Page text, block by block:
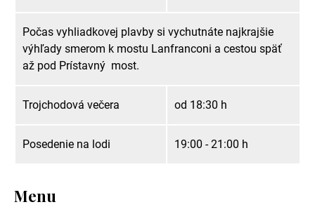
Počas vyhliadkovej plavby si vychutnáte najkrajšie
výhľady smerom k mostu Lanfranconi a cestou späť
až pod Prístavný most.
Trojchodová večera od 18:30 h
Posedenie na lodi 19:00 - 21:00 h
Menu